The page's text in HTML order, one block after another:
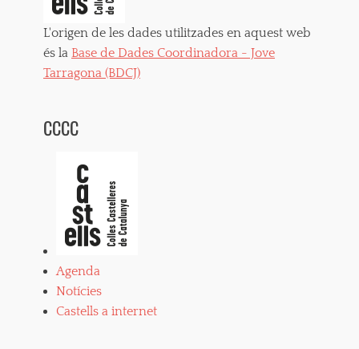
L'origen de les dades utilitzades en aquest web
és la Base de Dades Coordinadora - Jove
Tarragona (BDCJ)
CCCC
Agenda
Notícies
Castells a internet